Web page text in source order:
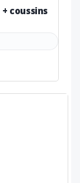
coussins